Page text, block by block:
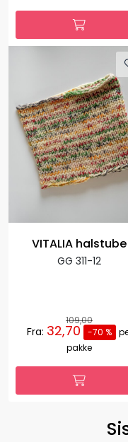
VITALIA halstube
GG 311-12
109,00
Fra: 32,70 -70 %
pakke